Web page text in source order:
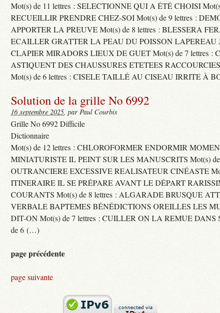
Mot(s) de 11 lettres : SELECTIONNE QUI A ÉTÉ CHOISI
RECUEILLIR PRENDRE CHEZ-SOI Mot(s) de 9 lettres :
APPORTER LA PREUVE Mot(s) de 8 lettres : BLESSERA
ECAILLER GRATTER LA PEAU DU POISSON LAPEREAU
CLAPIER MIRADORS LIEUX DE GUET Mot(s) de 7 lettres :
ASTIQUENT DES CHAUSSURES ETETEES
Mot(s) de 6 lettres : CISELE TAILLÉ AU CISEAU IRRITE À
Solution de la grille No 6992
16 septembre 2025, par Paul Courbis
Grille No 6992 Difficile
Dictionnaire
Mot(s) de 12 lettres : CHLOROFORMER ENDORMIR
MINIATURISTE IL PEINT SUR LES MANUSCRITS Mot(s) de
OUTRANCIERE EXCESSIVE REALISATEUR CINÉASTE
ITINERAIRE IL SE PRÉPARE AVANT LE DÉPART
COURANTS Mot(s) de 8 lettres : ALGARADE BRUSQUE
VERBALE BAPTEMES BÉNÉDICTIONS OREILLES LES
DIT-ON Mot(s) de 7 lettres : CUILLER ON LA REMUE DANS
de 6 (…)
page précédente
page suivante